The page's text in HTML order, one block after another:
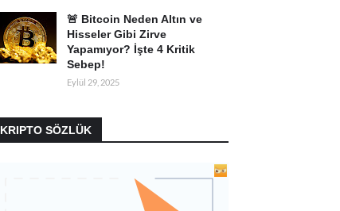
🚨 Bitcoin Neden Altın ve
Hisseler Gibi Zirve
Yapamıyor? İşte 4 Kritik
Sebep!
Eylül 29, 2025
KRIPTO SÖZLÜK